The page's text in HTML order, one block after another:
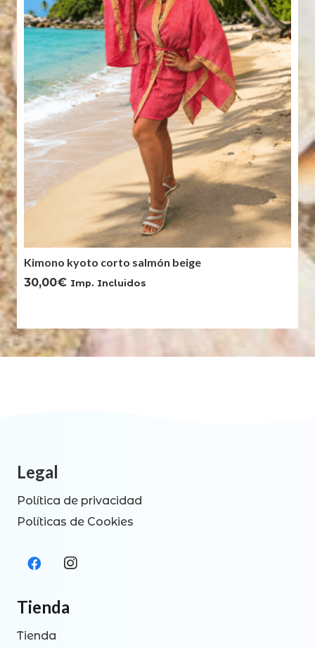
Kimono kyoto corto salmón beige
30,00€ Imp. Incluidos
Legal
Política de privacidad
Políticas de Cookies
Tienda
Tienda